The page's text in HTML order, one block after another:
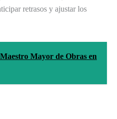
retrasos y ajustar los
Mayor de Obras en